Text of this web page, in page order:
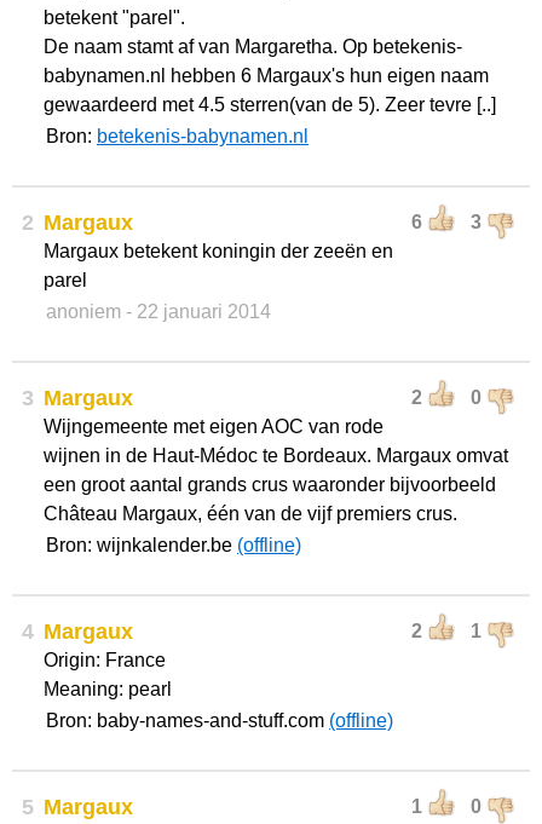
betekent "parel".
De naam stamt af van Margaretha. Op betekenis-
babynamen.nl hebben 6 Margaux's hun eigen naam
gewaardeerd met 4.5 sterren(van de 5). Zeer tevre [..]
Bron: betekenis-babynamen.nl
2 6 3
Margaux
Margaux betekent koningin der zeeën en
parel
anoniem - 22 januari 2014
3 2 0
Margaux
Wijngemeente met eigen AOC van rode
wijnen in de Haut-Médoc te Bordeaux. Margaux omvat
een groot aantal grands crus waaronder bijvoorbeeld
Château Margaux, één van de vijf premiers crus.
Bron: wijnkalender.be (offline)
4 2 1
Margaux
Origin: France
Meaning: pearl
Bron: baby-names-and-stuff.com (offline)
5 1 0
Margaux